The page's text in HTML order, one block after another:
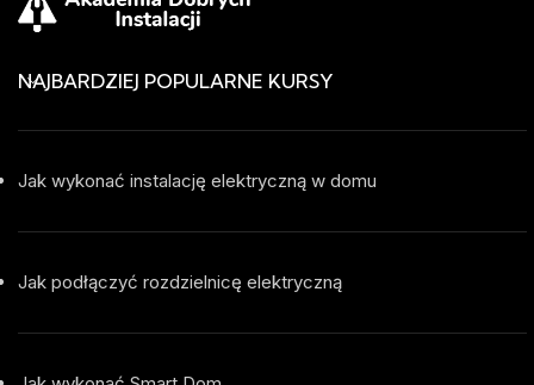
NAJBARDZIEJ POPULARNE KURSY
Jak wykonać instalację elektryczną w domu
Jak podłączyć rozdzielnicę elektryczną